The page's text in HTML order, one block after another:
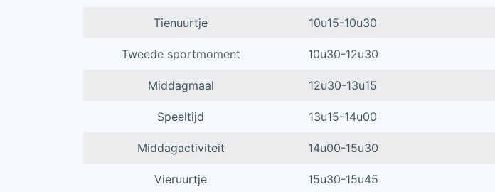
Tienuurtje 10u15-10u30
Tweede sportmoment 10u30-12u30
Middagmaal 12u30-13u15
Speeltijd 13u15-14u00
Middagactiviteit 14u00-15u30
Vieruurtje 15u30-15u45